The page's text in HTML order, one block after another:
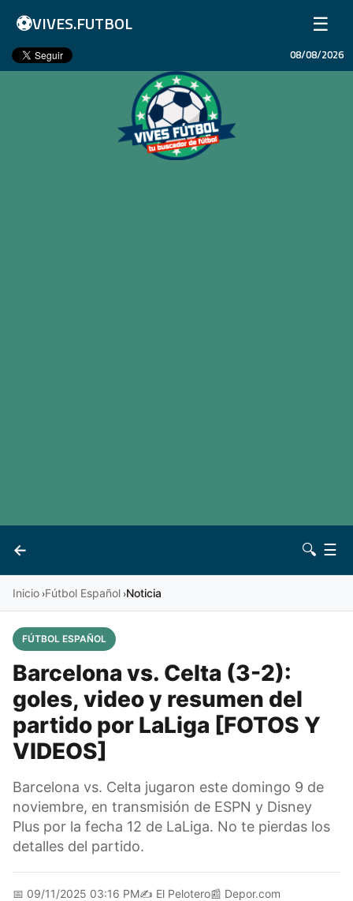
⚽VIVES.FUTBOL ☰
Inicio
08/08/2026
←
Vives 🔍 ☰
Inicio ›Fútbol Español ›Noticia
FÚTBOL ESPAÑOL
Barcelona vs. Celta (3-2):
goles, video y resumen del
partido por LaLiga [FOTOS Y
VIDEOS]
Barcelona vs. Celta jugaron este domingo 9 de
noviembre, en transmisión de ESPN y Disney
Plus por la fecha 12 de LaLiga. No te pierdas los
detalles del partido.
📅 09/11/2025 03:16 PM✍️ El Pelotero📰 Depor.com